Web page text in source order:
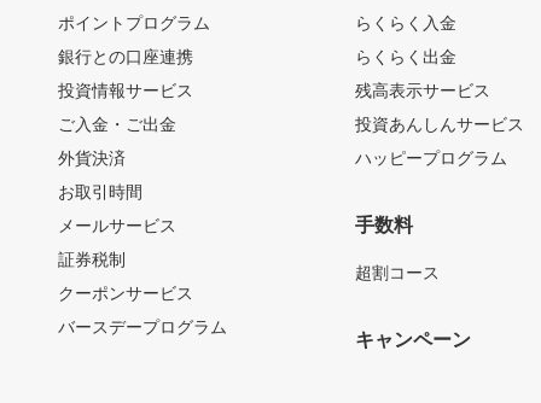
ポイントプログラム
銀行との口座連携
投資情報サービス
ご入金・ご出金
外貨決済
お取引時間
メールサービス
証券税制
クーポンサービス
バースデープログラム
らくらく入金
らくらく出金
残高表示サービス
投資あんしんサービス
ハッピープログラム
手数料
超割コース
キャンペーン